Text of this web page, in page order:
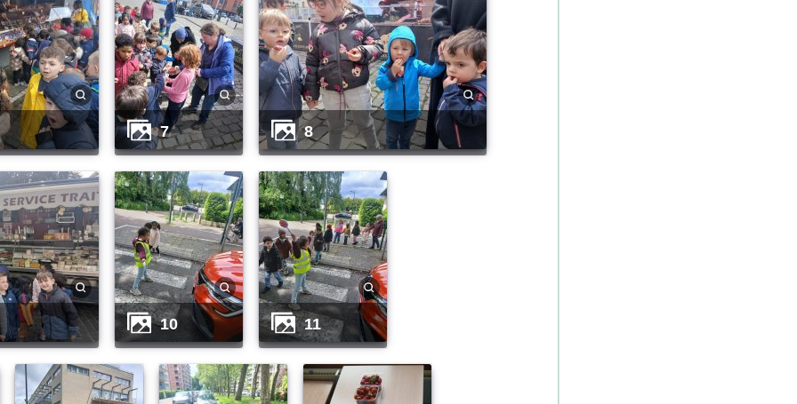
7 8
10 11